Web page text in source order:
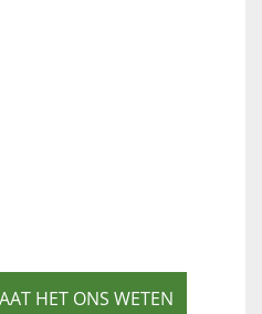
HET ONS WETEN